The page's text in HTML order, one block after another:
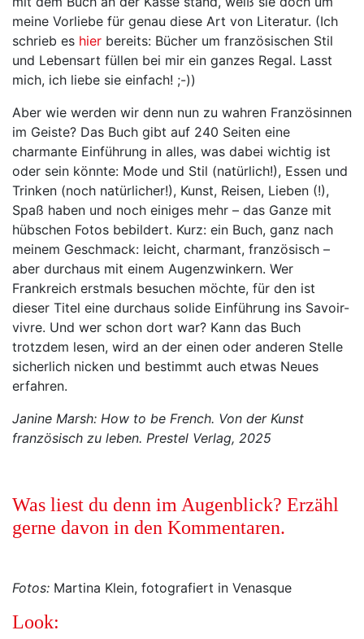
meine Vorliebe für genau diese Art von Literatur. (Ich
schrieb es hier bereits: Bücher um französischen Stil
und Lebensart füllen bei mir ein ganzes Regal. Lasst
mich, ich liebe sie einfach! ;-))
Aber wie werden wir denn nun zu wahren Französinnen
im Geiste? Das Buch gibt auf 240 Seiten eine
charmante Einführung in alles, was dabei wichtig ist
oder sein könnte: Mode und Stil (natürlich!), Essen und
Trinken (noch natürlicher!), Kunst, Reisen, Lieben (!),
Spaß haben und noch einiges mehr – das Ganze mit
hübschen Fotos bebildert. Kurz: ein Buch, ganz nach
meinem Geschmack: leicht, charmant, französisch –
aber durchaus mit einem Augenzwinkern. Wer
Frankreich erstmals besuchen möchte, für den ist
dieser Titel eine durchaus solide Einführung ins Savoir-
vivre. Und wer schon dort war? Kann das Buch
trotzdem lesen, wird an der einen oder anderen Stelle
sicherlich nicken und bestimmt auch etwas Neues
erfahren.
Janine Marsh: How to be French. Von der Kunst
französisch zu leben. Prestel Verlag, 2025
Was liest du denn im Augenblick? Erzähl
gerne davon in den Kommentaren.
Fotos: Martina Klein, fotografiert in Venasque
Look: